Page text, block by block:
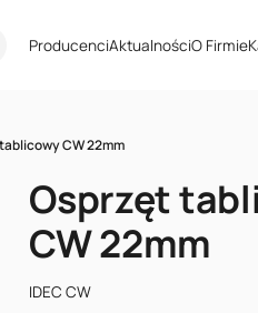
ProducenciAktualnościO Firmie
CW 22mm
Osprzęt
CW 22mm
IDEC CW